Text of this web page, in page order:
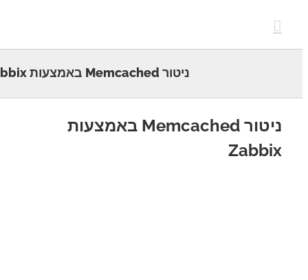
ניטור Memcached באמצעות